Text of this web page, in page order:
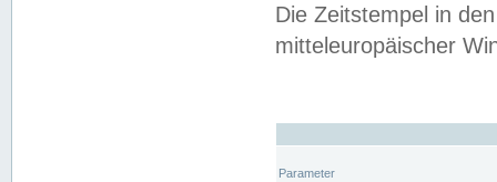
Die Zeitstempel in
mitteleuropäischer
Parameter